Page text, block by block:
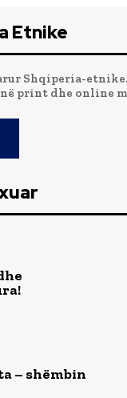
Etnike
Shqiperia-
print dhe online
– shëmbin